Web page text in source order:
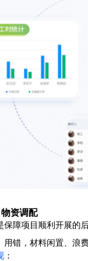
资调配
保障项目顺利开展的
用错，材料闲置、浪
：